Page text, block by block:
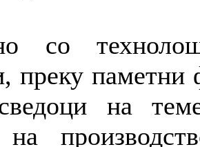
со
преку паметни
на
на